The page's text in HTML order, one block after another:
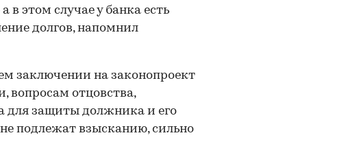
в этом случае у банка есть
долгов, напомнил
заключении на законопроект
вопросам отцовства,
для защиты должника и его
подлежат взысканию, сильно